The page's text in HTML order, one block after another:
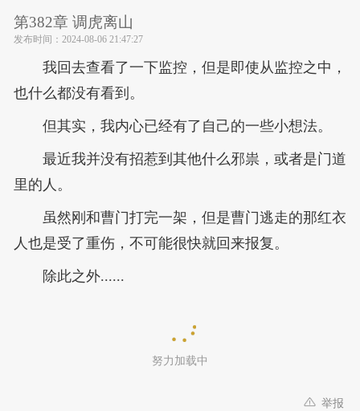
第382章 调虎离山
发布时间： 2024-08-06 21:47:27
我回去查看了一下监控，但是即使从监控之中，
也什么都没有看到。
但其实，我内心已经有了自己的一些小想法。
最近我并没有招惹到其他什么邪祟，或者是门道
里的人。
虽然刚和曹门打完一架，但是曹门逃走的那红衣
人也是受了重伤，不可能很快就回来报复。
除此之外......
努力加载中
举报